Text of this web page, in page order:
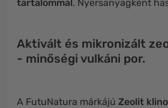
tartalommal. Nyersanyagként
Aktivált és mikronizált
- minőségi vulkáni por.
A FutuNatura márkájú Zeolit